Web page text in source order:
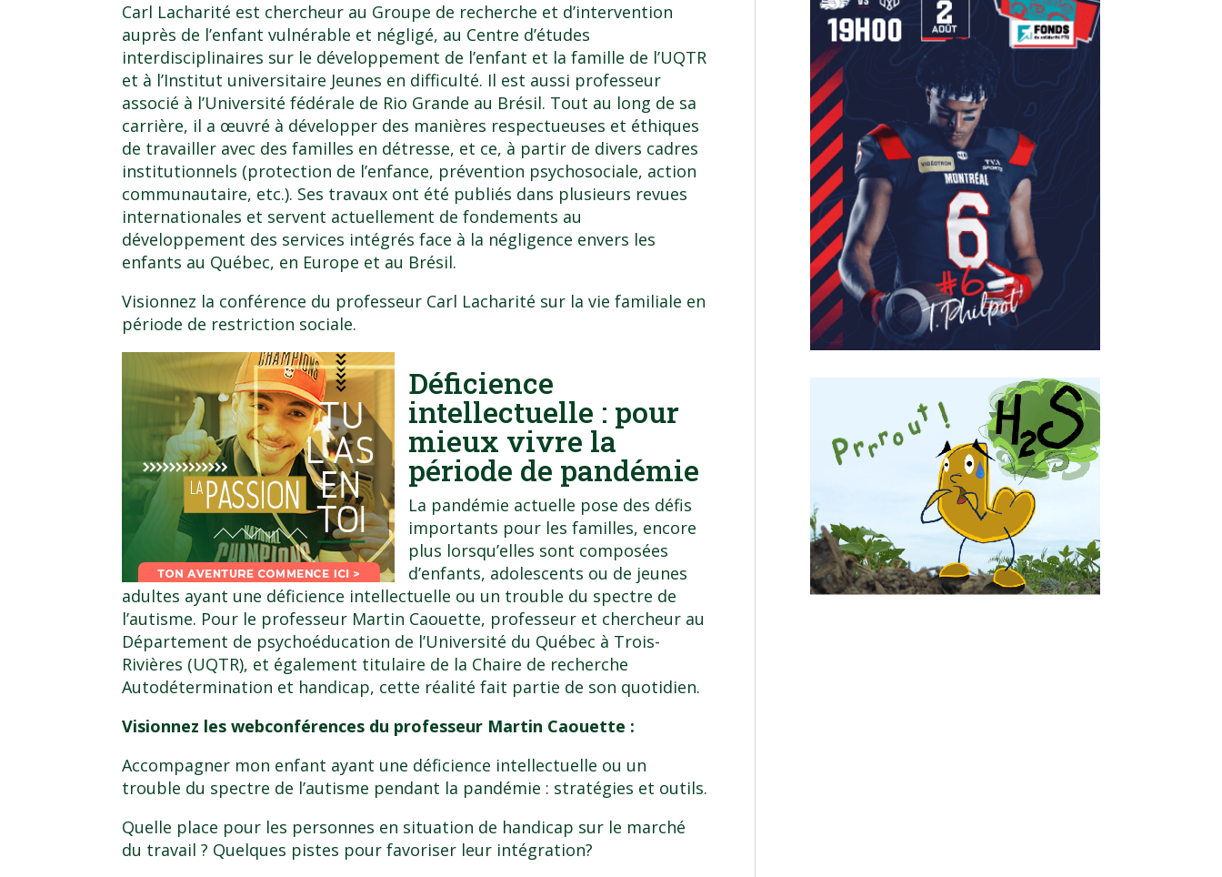
Carl Lacharité est chercheur au Groupe de recherche et d’intervention
auprès de l’enfant vulnérable et négligé, au Centre d’études
interdisciplinaires sur le développement de l’enfant et la famille de l’UQTR
et à l’Institut universitaire Jeunes en difficulté. Il est aussi professeur
associé à l’Université fédérale de Rio Grande au Brésil. Tout au long de sa
carrière, il a œuvré à développer des manières respectueuses et éthiques
de travailler avec des familles en détresse, et ce, à partir de divers cadres
institutionnels (protection de l’enfance, prévention psychosociale, action
communautaire, etc.). Ses travaux ont été publiés dans plusieurs revues
internationales et servent actuellement de fondements au
développement des services intégrés face à la négligence envers les
enfants au Québec, en Europe et au Brésil.
Visionnez la conférence du professeur Carl Lacharité sur la vie familiale en
période de restriction sociale.
Déficience
intellectuelle : pour
mieux vivre la
période de pandémie
La pandémie actuelle pose des défis
importants pour les familles, encore
plus lorsqu’elles sont composées
d’enfants, adolescents ou de jeunes
adultes ayant une déficience intellectuelle ou un trouble du spectre de
l’autisme. Pour le professeur Martin Caouette, professeur et chercheur au
Département de psychoéducation de l’Université du Québec à Trois-
Rivières (UQTR), et également titulaire de la Chaire de recherche
Autodétermination et handicap, cette réalité fait partie de son quotidien.
Visionnez les webconférences du professeur Martin Caouette :
Accompagner mon enfant ayant une déficience intellectuelle ou un
trouble du spectre de l’autisme pendant la pandémie : stratégies et outils.
Quelle place pour les personnes en situation de handicap sur le marché
du travail ? Quelques pistes pour favoriser leur intégration?